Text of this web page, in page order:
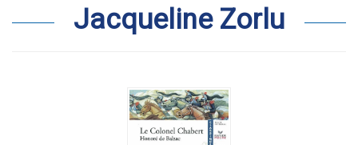
Jacqueline Zorlu